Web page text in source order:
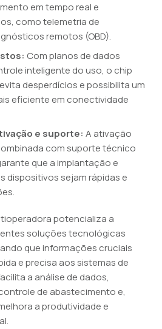
em tempo real e
como telemetria de
remotos (OBD).
Com planos de dados
inteligente do uso, o chip
desperdícios e possibilita um
eficiente em conectividade
e suporte: A ativação
com suporte técnico
que a implantação e
dispositivos sejam rápidas e
potencializa a
soluções tecnológicas
que informações cruciais
e precisa aos sistemas de
a análise de dados,
de abastecimento e,
a produtividade e